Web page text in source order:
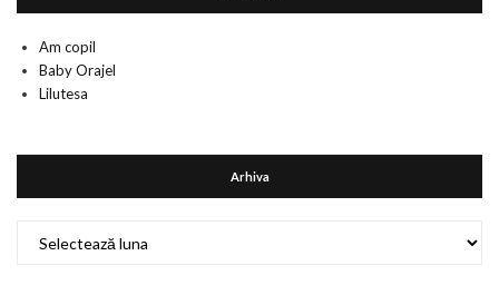
Am copil
Baby Orajel
Lilutesa
Arhiva